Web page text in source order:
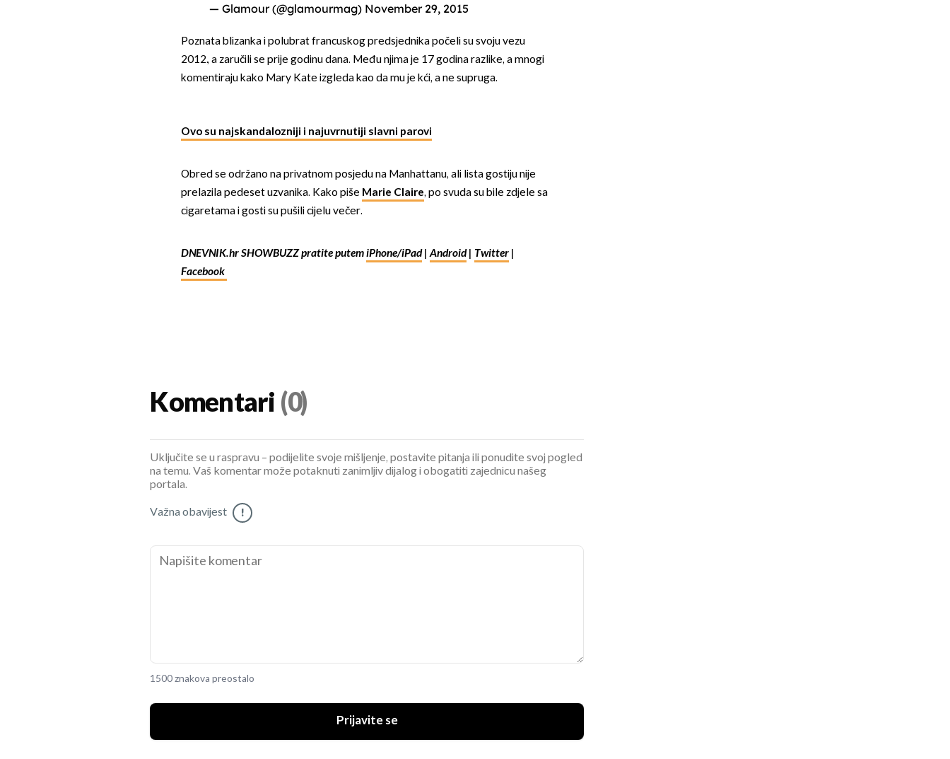
— Glamour (@glamourmag) November 29, 2015
Poznata blizanka i polubrat francuskog predsjednika počeli su svoju vezu
2012., a zaručili se prije godinu dana. Među njima je 17 godina razlike, a mnogi
komentiraju kako Mary Kate izgleda kao da mu je kći, a ne supruga.
Ovo su najskandalozniji i najuvrnutiji slavni parovi
Obred se održano na privatnom posjedu na Manhattanu, ali lista gostiju nije
prelazila pedeset uzvanika. Kako piše Marie Claire, po svuda su bile zdjele sa
cigaretama i gosti su pušili cijelu večer.
DNEVNIK.hr SHOWBUZZ pratite putemiPhone/iPad|Android| Twitter|
Facebook
Komentari (0)
Uključite se u raspravu – podijelite svoje mišljenje, postavite pitanja ili ponudite svoj pogled
na temu. Vaš komentar može potaknuti zanimljiv dijalog i obogatiti zajednicu našeg
portala.
Važna obavijest !
1500 znakova preostalo
Prijavite se